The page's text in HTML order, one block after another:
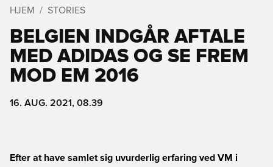
HJEM STORIES
BELGIEN INDGÅR AFTALE
MED ADIDAS OG SE FREM
MOD EM 2016
16. AUG. 2021, 08.39
Efter at have samlet sig uvurderlig erfaring ved VM i